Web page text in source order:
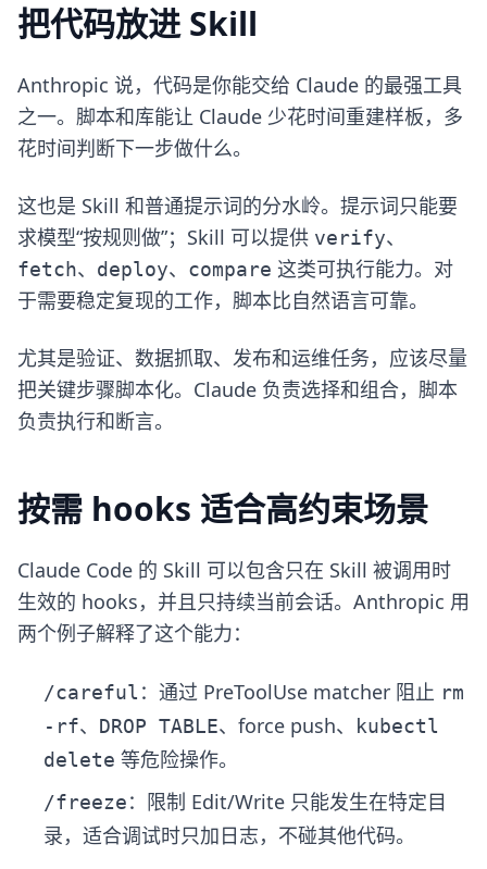
把代码放进 Skill
Anthropic 说，代码是你能交给 Claude 的最强工具
之一。脚本和库能让 Claude 少花时间重建样板，多
花时间判断下一步做什么。
这也是 Skill 和普通提示词的分水岭。提示词只能要
求模型“按规则做”；Skill 可以提供 verify、
fetch、 deploy、 compare 这类可执行能力。对
于需要稳定复现的工作，脚本比自然语言可靠。
尤其是验证、数据抓取、发布和运维任务，应该尽量
把关键步骤脚本化。Claude 负责选择和组合，脚本
负责执行和断言。
按需 hooks 适合高约束场景
Claude Code 的 Skill 可以包含只在 Skill 被调用时
生效的 hooks，并且只持续当前会话。Anthropic 用
两个例子解释了这个能力：
/careful ：通过 PreToolUse matcher 阻止 rm
-rf、 DROP TABLE、force push、
kubectl
delete 等危险操作。
/freeze：限制 Edit/Write 只能发生在特定目
录，适合调试时只加日志，不碰其他代码。